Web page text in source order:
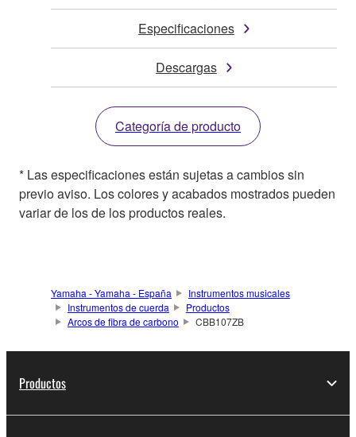
Especificaciones
Descargas
Categoría de producto
* Las especificaciones están sujetas a cambios sin
previo aviso. Los colores y acabados mostrados pueden
variar de los de los productos reales.
Yamaha - Yamaha - España
Instrumentos musicales
Instrumentos de cuerda
Productos
Arcos de fibra de carbono
CBB107ZB
Productos